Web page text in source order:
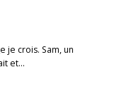
je crois. Sam, un
et…